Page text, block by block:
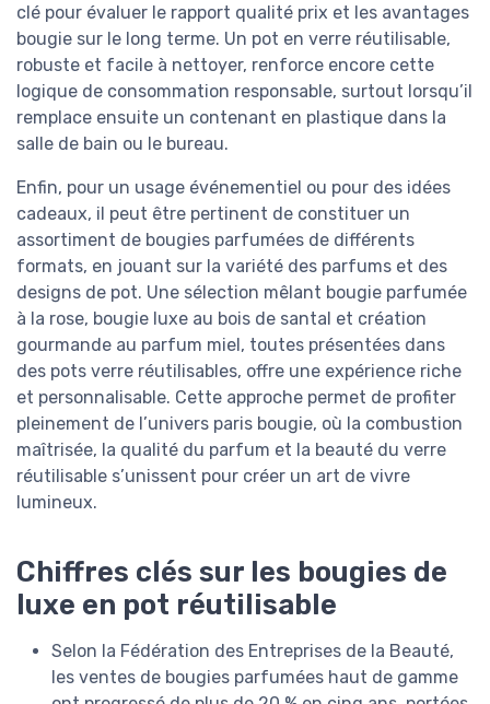
clé pour évaluer le rapport qualité prix et les avantages
bougie sur le long terme. Un pot en verre réutilisable,
robuste et facile à nettoyer, renforce encore cette
logique de consommation responsable, surtout lorsqu’il
remplace ensuite un contenant en plastique dans la
salle de bain ou le bureau.
Enfin, pour un usage événementiel ou pour des idées
cadeaux, il peut être pertinent de constituer un
assortiment de bougies parfumées de différents
formats, en jouant sur la variété des parfums et des
designs de pot. Une sélection mêlant bougie parfumée
à la rose, bougie luxe au bois de santal et création
gourmande au parfum miel, toutes présentées dans
des pots verre réutilisables, offre une expérience riche
et personnalisable. Cette approche permet de profiter
pleinement de l’univers paris bougie, où la combustion
maîtrisée, la qualité du parfum et la beauté du verre
réutilisable s’unissent pour créer un art de vivre
lumineux.
Chiffres clés sur les bougies de
luxe en pot réutilisable
Selon la Fédération des Entreprises de la Beauté,
les ventes de bougies parfumées haut de gamme